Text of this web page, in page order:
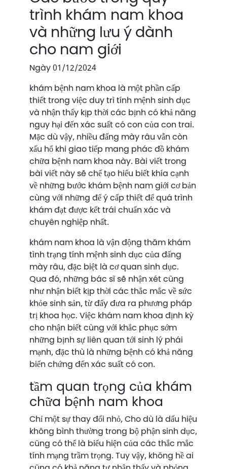
trình khám nam khoa
và những lưu ý dành
cho nam giới
Ngày 01/12/2024
khám bệnh nam khoa là một phần cấp
thiết trong việc duy trì tính mệnh sinh dục
và nhận thấy kịp thời các bịnh có khả năng
nguy hại đến xác suất có con của con trai.
Mặc dù vậy, nhiều đấng mày râu vẫn còn
xấu hổ khi giao tiếp mang phác đồ khám
chữa bệnh nam khoa này. Bài viết trong
bài viết này sẽ chế tạo hiểu biết khía cạnh
về những bước khám bệnh nam giới cơ bản
cùng với những để ý cấp thiết để quá trình
khám đạt được kết trái chuẩn xác và
chuyên nghiệp nhất.
khám nam khoa là vận động thăm khám
tình trạng tính mệnh sinh dục của đấng
mày râu, đặc biệt là cơ quan sinh dục.
Qua đó, những bác sĩ sẽ nhận xét cũng
như nhận biết kịp thời các thắc mắc về sức
khỏe sinh sản, từ đấy đưa ra phương pháp
trị khoa học. Việc khám nam khoa định kỳ
cho nhận biết cùng với khắc phục sớm
những bịnh sự liên quan tới sinh lý phái
mạnh, đặc thù là những bệnh có khả năng
biến chứng đến xác suất có con.
tầm quan trọng của khám
chữa bệnh nam khoa
Chỉ một sự thay đổi nhỏ, Cho dù là dấu hiệu
không bình thường trong bộ phận sinh dục,
cũng có thể là biểu hiện của các thắc mắc
tính mạng trầm trọng. Tuy vậy, không hề ai